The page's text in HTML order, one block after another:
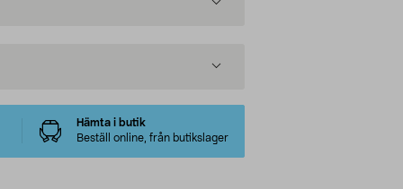
Hämta i butik
Beställ online, från butikslager